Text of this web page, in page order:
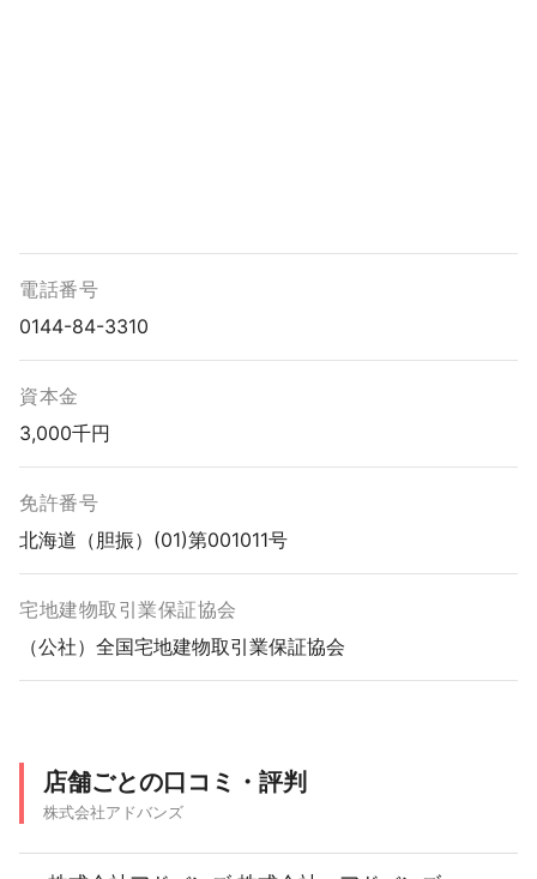
電話番号
0144-84-3310
資本金
3,000千円
免許番号
北海道（胆振）(01)第001011号
宅地建物取引業保証協会
（公社）全国宅地建物取引業保証協会
店舗ごとの口コミ・評判
株式会社アドバンズ